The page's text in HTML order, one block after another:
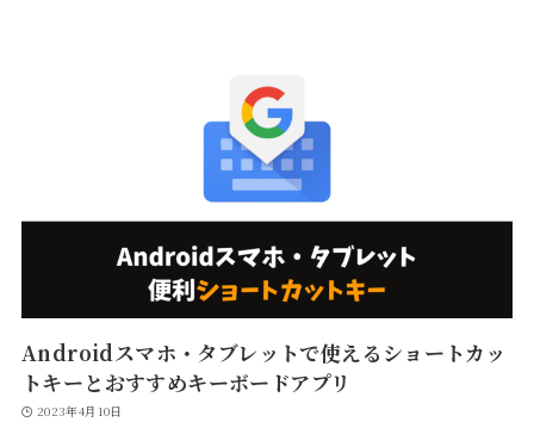
Androidスマホ・タブレットで使えるショートカッ
トキーとおすすめキーボードアプリ
2023年4月10日